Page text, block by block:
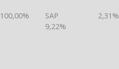
100,00%
SAP
9,22%
2,31%